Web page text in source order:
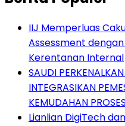
IIJ Memperluas
Assessment
Kerentanan Internal
SAUDI
INTEGRASIKAN
KEMUDAHAN
Lianlian DigiTech